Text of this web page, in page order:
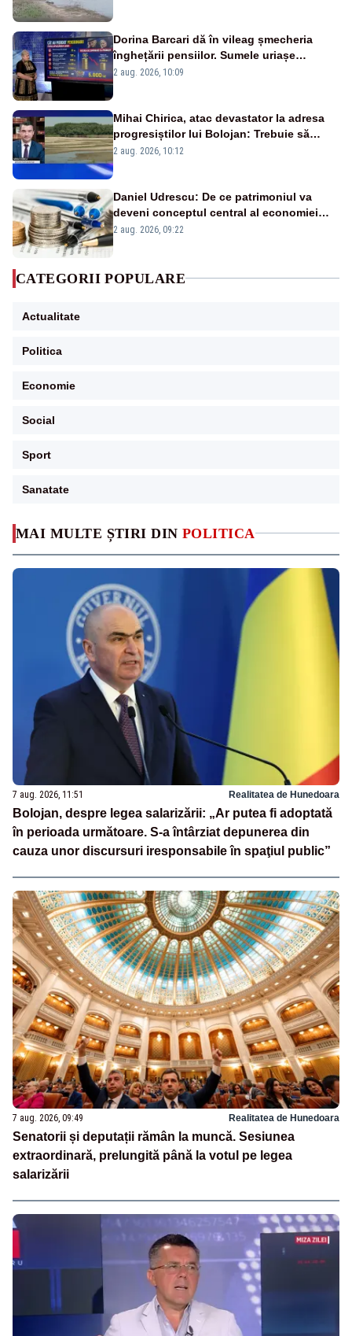
MAI MULTE ȘTIRI DIN POLITICA
7 aug. 2026, 11:51 Realitatea de Hunedoara
Bolojan, despre legea salarizării: „Ar putea fi adoptată
în perioada următoare. S-a întârziat depunerea din
cauza unor discursuri iresponsabile în spaţiul public”
7 aug. 2026, 09:49 Realitatea de Hunedoara
Senatorii și deputații rămân la muncă. Sesiunea
extraordinară, prelungită până la votul pe legea
salarizării
Dorina Barcari dă în vileag șmecheria
înghețării pensiilor. Sumele uriașe
pierdute de fiecare român
2 aug. 2026, 10:09
Mihai Chirica, atac devastator la adresa
progresiștilor lui Bolojan: Trebuie să
protejăm și natura, dar nu șținem omaneii
2 aug. 2026, 10:12
Daniel Udrescu: De ce patrimoniul va
deveni conceptul central al economiei
viitoare?
2 aug. 2026, 09:22
CATEGORII POPULARE
Actualitate
Politica
Economie
Social
Sport
Sanatate